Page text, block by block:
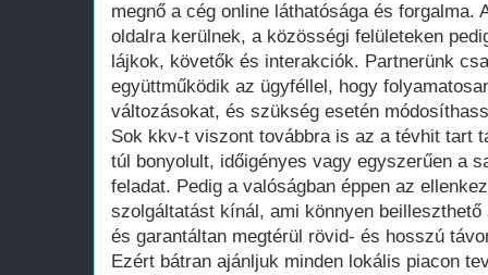
megnő a cég online láthatósága és forgalma.
oldalra kerülnek, a közösségi felületeken
lájkok, követők és interakciók. Partnerünk
együttműködik az ügyféllel, hogy
változásokat, és szükség esetén
Sok kkv-t viszont továbbra is az a tévhit tart
túl bonyolult, időigényes vagy egyszerűen a
feladat. Pedig a valóságban éppen az
szolgáltatást kínál, ami könnyen
és garantáltan megtérül rövid- és hosszú
Ezért bátran ajánljuk minden lokális piacon